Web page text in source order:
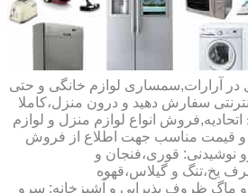
در آرارات,سمساری لوازم خانگی و حتی
سفارش دهید و درون منزل،کاملا
اتحادیه,فروش انواع لوازم منزل و لوازم
و قیمت مناسب جهت اطلاع از فروش
نوشیدنی: قوری،فنجان و
یخ،تنگ و گیلاس،قهوه
و ماگ ظروف پذیرایی و آشپزخانه: سرو